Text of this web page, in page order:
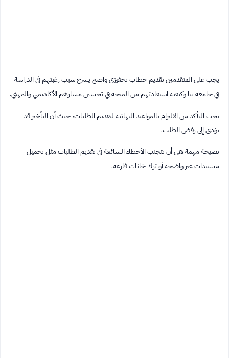
يجب على المتقدمين تقديم خطاب تحفيزي واضح يشرح سبب رغبتهم في الدراسة
في جامعة ينا وكيفية استفادتهم من المنحة في تحسين مسارهم الأكاديمي والمهني.
يجب التأكد من الالتزام بالمواعيد النهائية لتقديم الطلبات، حيث أن التأخير قد
يؤدي إلى رفض الطلب.
نصيحة مهمة هي أن تتجنب الأخطاء الشائعة في تقديم الطلبات مثل تحميل
مستندات غير واضحة أو ترك خانات فارغة.